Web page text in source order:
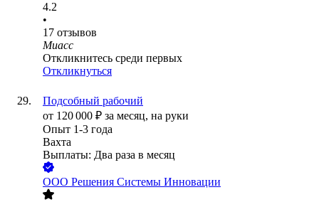
4.2
•
17 отзывов
Миасс
Откликнитесь среди первых
Откликнуться
Подсобный рабочий
от 120 000 ₽ за месяц, на руки
Опыт 1-3 года
Вахта
Выплаты: Два раза в месяц
ООО Решения Системы Инновации